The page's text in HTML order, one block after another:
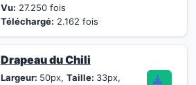
Vu: 27.250 fois
Téléchargé: 2.162 fois
Drapeau du Chili
Largeur: 50px, Taille: 33px,